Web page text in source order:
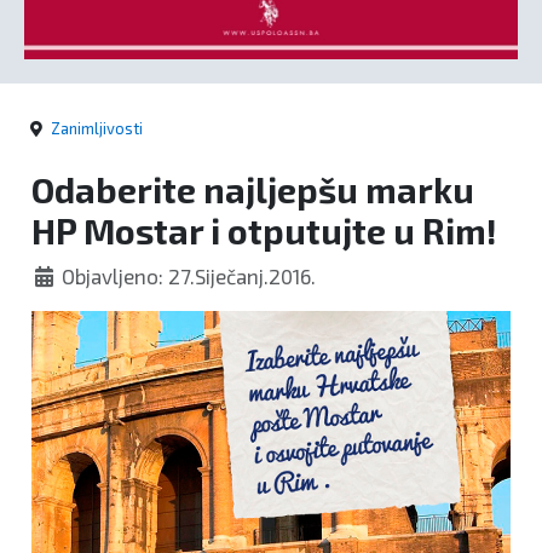
Crna
kronika
Politika
Zanimljivosti
Zanimljivosti
Odaberite najljepšu marku
HP Mostar i otputujte u Rim!
Objavljeno: 27.Siječanj.2016.